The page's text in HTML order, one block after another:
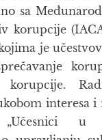
sa
korupcije
je
interesa
u